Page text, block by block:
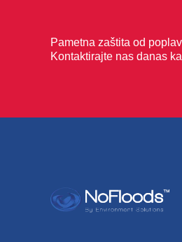
Pametna zaštita od
Kontaktirajte nas danas